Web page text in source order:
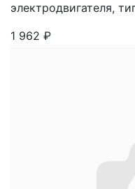
электродвигателя,
1 962 ₽